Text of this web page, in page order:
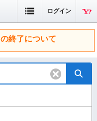
ログイン
終了について